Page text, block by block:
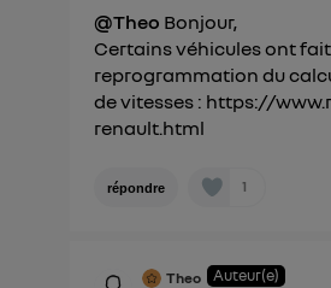
@Theo Bonjour,
Certains véhicules ont
reprogrammation du
de vitesses : https://
renault.html
répondre 1
Theo Auteur(e)